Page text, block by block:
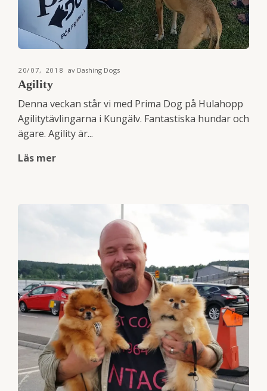
20/07, 2018 av Dashing Dogs
Agility
Denna veckan står vi med Prima Dog på Hulahopp
Agilitytävlingarna i Kungälv. Fantastiska hundar och
ägare. Agility är...
Läs mer